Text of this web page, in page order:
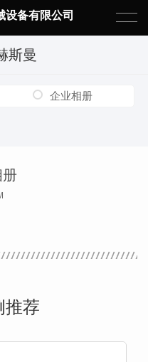
设备有限公司
斯曼
企业相册
册
推荐